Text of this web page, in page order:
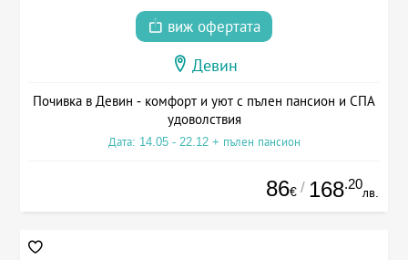
виж офертата
Девин
Почивка в Девин - комфорт и уют с пълен пансион и СПА
удоволствия
Дата: 14.05 - 22.12 + пълен пансион
86€ / 168.20
лв.